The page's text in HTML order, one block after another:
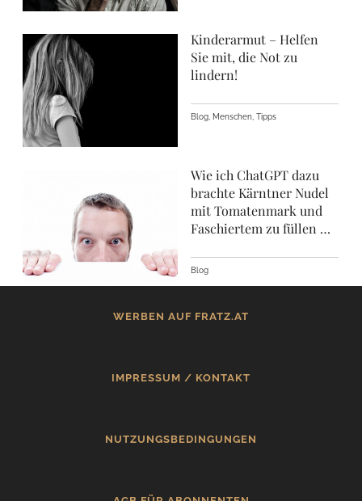
Kinderarmut – Helfen
Sie mit, die Not zu
lindern!
Blog, Menschen, Tipps
Wie ich ChatGPT dazu
brachte Kärntner Nudel
mit Tomatenmark und
Faschiertem zu füllen …
Blog
WERBEN AUF FRATZ.AT
IMPRESSUM / KONTAKT
NUTZUNGSBEDINGUNGEN